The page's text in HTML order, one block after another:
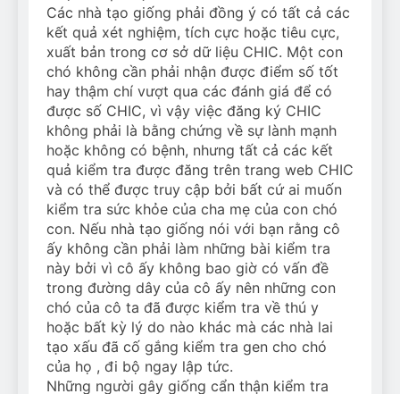
Các nhà tạo giống phải đồng ý có tất cả các
kết quả xét nghiệm, tích cực hoặc tiêu cực,
xuất bản trong cơ sở dữ liệu CHIC. Một con
chó không cần phải nhận được điểm số tốt
hay thậm chí vượt qua các đánh giá để có
được số CHIC, vì vậy việc đăng ký CHIC
không phải là bằng chứng về sự lành mạnh
hoặc không có bệnh, nhưng tất cả các kết
quả kiểm tra được đăng trên trang web CHIC
và có thể được truy cập bởi bất cứ ai muốn
kiểm tra sức khỏe của cha mẹ của con chó
con. Nếu nhà tạo giống nói với bạn rằng cô
ấy không cần phải làm những bài kiểm tra
này bởi vì cô ấy không bao giờ có vấn đề
trong đường dây của cô ấy nên những con
chó của cô ta đã được kiểm tra về thú y
hoặc bất kỳ lý do nào khác mà các nhà lai
tạo xấu đã cố gắng kiểm tra gen cho chó
của họ , đi bộ ngay lập tức.
Những người gây giống cẩn thận kiểm tra